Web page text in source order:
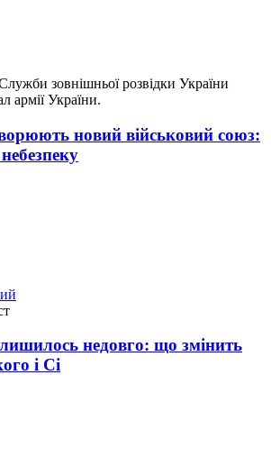
зовнішньої розвідки України
армії України.
новий військовий союз:
недовго: що змінить
і Сі